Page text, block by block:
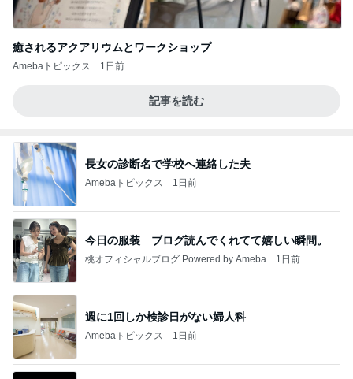
癒されるアクアリウムとワークショップ
Amebaトピックス 1日前
記事を読む
長女の診断名で学校へ連絡した夫
Amebaトピックス 1日前
今日の服装 ブログ読んでくれてて嬉しい瞬間。
桃オフィシャルブログ Powered by Ameba 1日前
週に1回しか検診日がない婦人科
Amebaトピックス 1日前